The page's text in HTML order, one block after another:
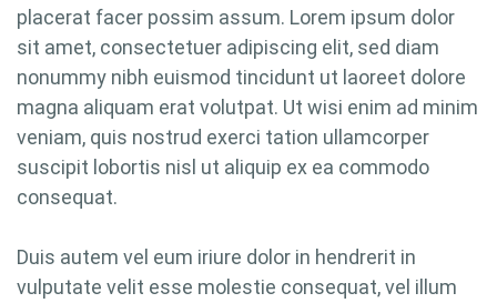
placerat facer possim assum. Lorem ipsum dolor
sit amet, consectetuer adipiscing elit, sed diam
nonummy nibh euismod tincidunt ut laoreet dolore
magna aliquam erat volutpat. Ut wisi enim ad minim
veniam, quis nostrud exerci tation ullamcorper
suscipit lobortis nisl ut aliquip ex ea commodo
consequat.
Duis autem vel eum iriure dolor in hendrerit in
vulputate velit esse molestie consequat, vel illum